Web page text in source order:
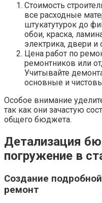
Стоимость
все расходные
штукатутурок до
обои, краска,
электрика, двери и
Цена работ по
ремонтников или
Учитывайте
основные и
Особое внимание
так как они зачастую
общего бюджета.
Детализация
погружение в
Создание
ремонт